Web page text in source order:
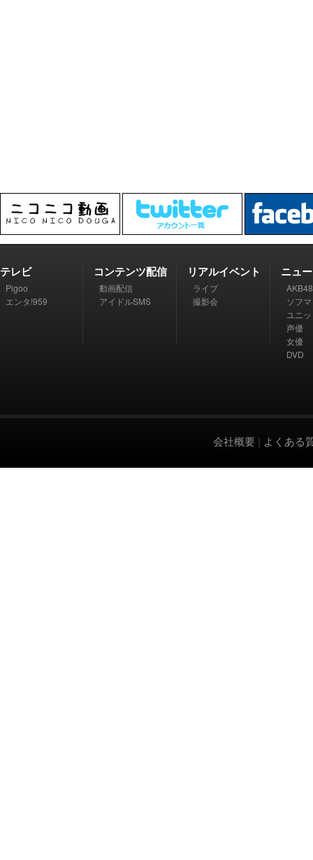
テレビ
Pigoo
エンタ!959
コンテンツ配信
動画配信
アイドルSMS
リアルイベント
ライブ
撮影会
ニュ
AKB48
ソフ
ユニ
声優
女優
DVD
会社概要 | よくある